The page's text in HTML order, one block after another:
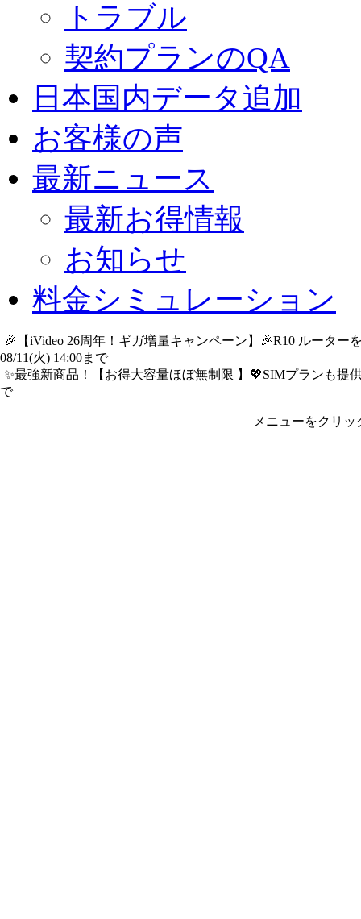
トラブル
契約プランのQA
日本国内データ追加
お客様の声
最新ニュース
最新お得情報
お知らせ
料金シミュレーション
🎉【iVideo 26周年！ギガ増量キャンペーン】🎉R10 ルータ
08/11(火) 14:00まで
✨️最強新商品！【お得大容量ほぼ無制限 】💖SIMプランも提
で
メニューをクリ